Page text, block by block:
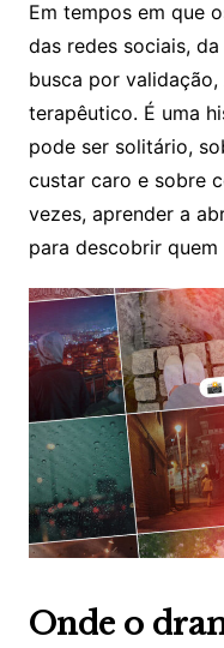
Em tempos em que
das redes sociais,
busca por validação,
terapêutico. É uma
pode ser solitário,
custar caro e sobre
vezes, aprender a
para descobrir
Onde o